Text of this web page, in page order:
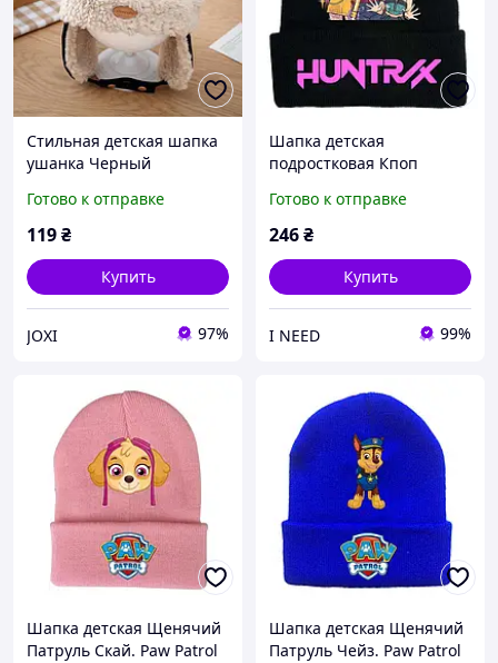
Стильная детская шапка
ушанка Черный
Готово к отправке
119₴
Купить
JOXI 97%
Шапка детская
подростковая Кпоп
KPop Demon Hunters для
девочки, окружность 50-
Готово к отправке
246₴
Купить
I NEED 99%
Шапка детская Щенячий
Патруль Скай. Paw Patrol
Шапка детская Щенячий
Патруль Чейз. Paw Patrol